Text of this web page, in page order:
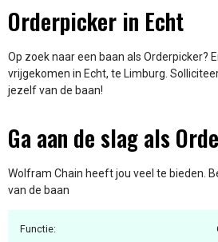
Orderpicker in Echt
Op zoek naar een baan als Orderpicker?
vrijgekomen in Echt, te Limburg.
jezelf van de baan!
Ga aan de slag als
Wolfram Chain heeft jou veel te bieden.
van de baan
Functie: